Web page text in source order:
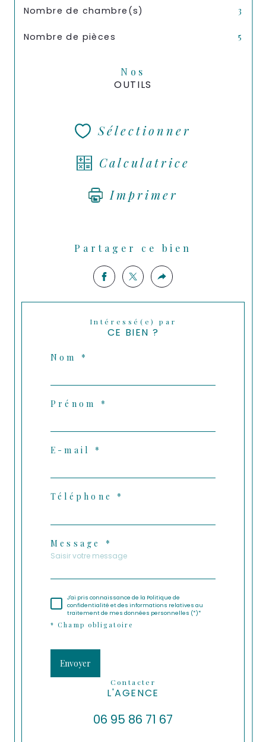
Nombre de chambre(s) 3
Nombre de pièces 5
Nos
OUTILS
Sélectionner
Calculatrice
Imprimer
Partager ce bien
Intéressé(e) par
CE BIEN ?
Nom *
Prénom *
E-mail *
Téléphone *
Message *
J'ai pris connaissance de la Politique de
confidentialité et des informations relatives au
traitement de mes données personnelles (*)*
* Champ obligatoire
Envoyer
contacter
L'AGENCE
06 95 86 71 67